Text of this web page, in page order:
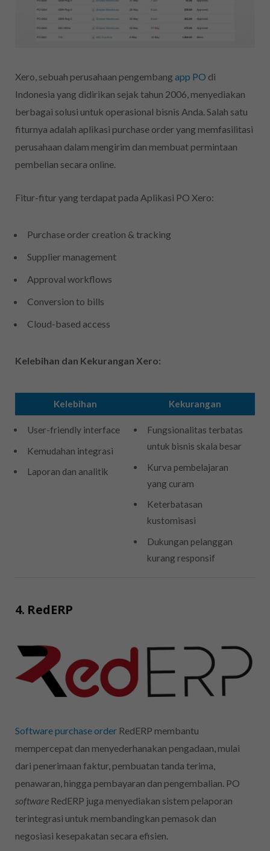
Xero, sebuah perusahaan pengembang app PO di
Indonesia yang didirikan sejak tahun 2006, menyediakan
berbagai solusi untuk operasional bisnis Anda. Salah satu
fiturnya adalah aplikasi purchase order yang memfasilitasi
perusahaan dalam mengirim dan membuat permintaan
pembelian secara online.
Fitur-fitur yang terdapat pada Aplikasi PO Xero:
Purchase order creation & tracking
Supplier management
Approval workflows
Conversion to bills
Cloud-based access
Kelebihan dan Kekurangan Xero:
Kelebihan Kekurangan
User-friendly interface
Kemudahan integrasi
Laporan dan analitik
Fungsionalitas terbatas
untuk bisnis skala besar
Kurva pembelajaran
yang curam
Keterbatasan
kustomisasi
Dukungan pelanggan
kurang responsif
4. RedERP
Software purchase order RedERP membantu
mempercepat dan menyederhanakan pengadaan, mulai
dari penerimaan faktur, pembuatan tanda terima,
penawaran, hingga pembayaran dan pengembalian. PO
software RedERP juga menyediakan sistem pelaporan
terintegrasi untuk membandingkan pemasok dan
negosiasi kesepakatan secara efisien.